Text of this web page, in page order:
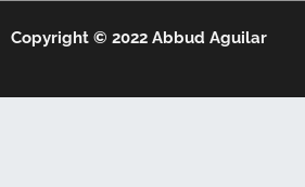
Copyright © 2022 Abbud Aguilar